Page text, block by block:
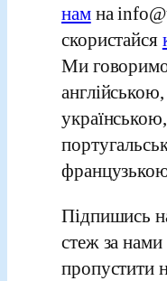
намна
скористайся
Ми
Підпишись
стеж за нами
пропустити